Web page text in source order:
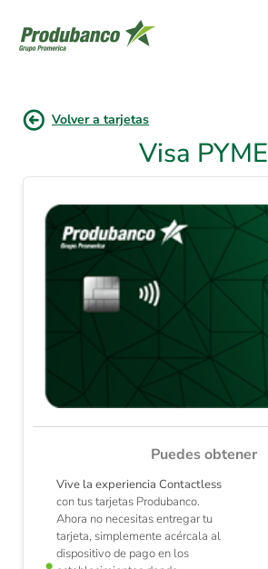
Volver a tarjetas
Visa PYME
Puedes obtener
Vive la experiencia Contactless
con tus tarjetas Produbanco.
Ahora no necesitas entregar tu
tarjeta, simplemente acércala al
dispositivo de pago en los